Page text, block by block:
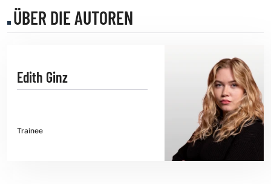
ÜBER DIE AUTOREN
Edith Ginz
Trainee